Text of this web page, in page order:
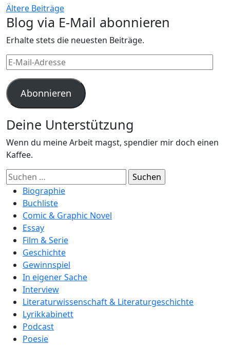
Beitragsnavigation
Ältere Beiträge
Blog via E-Mail abonnieren
Erhalte stets die neuesten Beiträge.
E-
Mail-
Adresse
Abonnieren
Deine Unterstützung
Wenn du meine Arbeit magst, spendier mir doch einen
Kaffee.
Suchen
nach:Biographie
Buchliste
Comic & Graphic Novel
Essay
Film & Serie
Geschichte
Gewinnspiel
In eigener Sache
Interview
Literaturwissenschaft & Literaturgeschichte
Lyrikkabinett
Podcast
Poesie